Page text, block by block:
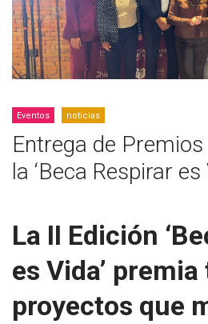
Eventos noticias
Entrega de
la ‘Beca Respirar es
La II Edición
es Vida’
proyectos que